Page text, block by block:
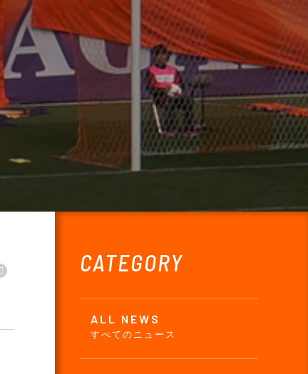
CATEGORY
ALL NEWS
すべてのニュース